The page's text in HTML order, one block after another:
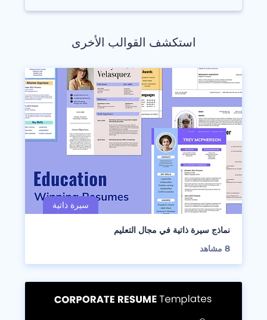
استكشف القوالب الأخرى
نماذج سيرة ذاتية في مجال التعليم
8 مشاهد